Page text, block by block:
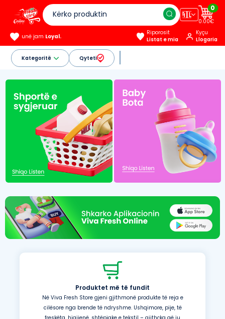
🇦🇱
0
0.00€
unë jam Loyal.
Riporosit
Listat e mia
Kyçu
Llogaria
Kategoritë Qyteti
Produktet më të fundit
Në Viva Fresh Store gjeni gjithmonë produkte të reja e
cilësore nga brende të ndryshme. Ushqimore, pije, të